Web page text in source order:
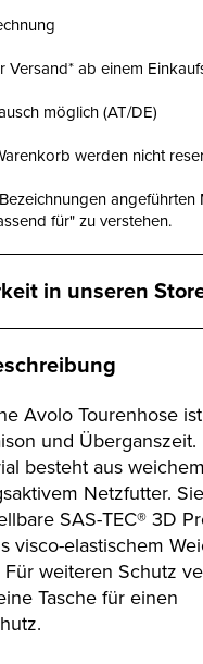
Versand* ab einem
möglich (AT/DE)
werden nicht
für" zu verstehen.
in unseren
Avolo Tourenhose
und Überganszeit.
besteht aus
Netzfutter.
SAS-TEC® 3D
visco-elastischem
Für weiteren Schutz
Tasche für einen